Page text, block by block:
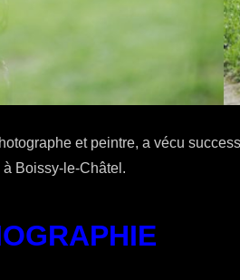
et peintre, a vécu
à Boissy-le-Châtel.